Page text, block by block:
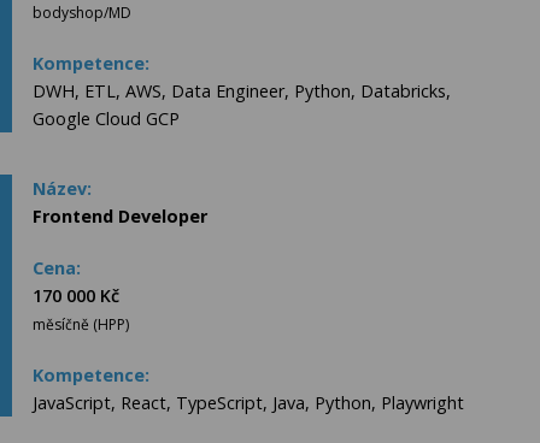
bodyshop/MD
DWH, ETL, AWS, Data Engineer, Python, Databricks,
Google Cloud GCP
Frontend Developer
170 000 Kč
měsíčně (HPP)
JavaScript, React, TypeScript, Java, Python, Playwright